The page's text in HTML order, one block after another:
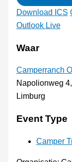
Download ICS
Outlook Live
Waar
Camperranch
Napolionweg
Limburg
Event Type
Camper